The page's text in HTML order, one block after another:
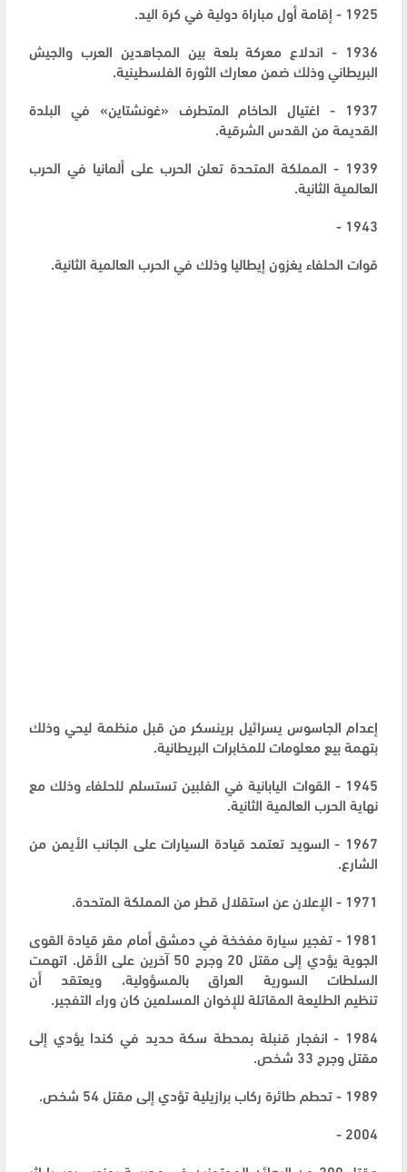
1925 - إقامة أول مباراة دولية في كرة اليد.
1936 - اندلاع معركة بلعة بين المجاهدين العرب والجيش
البريطاني وذلك ضمن معارك الثورة الفلسطينية.
1937 - اغتيال الحاخام المتطرف «غونشتاين» في البلدة
القديمة من القدس الشرقية.
1939 - المملكة المتحدة تعلن الحرب على ألمانيا في الحرب
العالمية الثانية.
1943 -
قوات الحلفاء يغزون إيطاليا وذلك في الحرب العالمية الثانية.
إعدام الجاسوس يسرائيل برينسكر من قبل منظمة ليحي وذلك
بتهمة بيع معلومات للمخابرات البريطانية.
1945 - القوات اليابانية في الفلبين تستسلم للحلفاء وذلك مع
نهاية الحرب العالمية الثانية.
1967 - السويد تعتمد قيادة السيارات على الجانب الأيمن من
الشارع.
1971 - الإعلان عن استقلال قطر من المملكة المتحدة.
1981 - تفجير سيارة مفخخة في دمشق أمام مقر قيادة القوى
الجوية يؤدي إلى مقتل 20 وجرح 50 آخرين على الأقل. اتهمت
السلطات السورية العراق بالمسؤولية، ويعتقد أن
تنظيم الطليعة المقاتلة للإخوان المسلمين كان وراء التفجير.
1984 - انفجار قنبلة بمحطة سكة حديد في كندا يؤدي إلى
مقتل وجرح 33 شخص.
1989 - تحطم طائرة ركاب برازيلية تؤدي إلى مقتل 54 شخص.
2004 -